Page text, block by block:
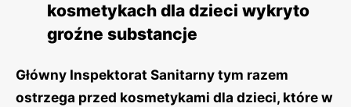
kosmetykach dla dzieci wykryto
groźne substancje
Główny Inspektorat Sanitarny tym razem
ostrzega przed kosmetykami dla dzieci, które w